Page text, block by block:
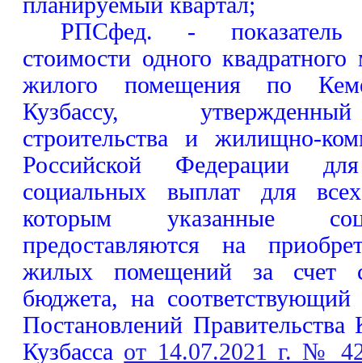
РПСфед. - показатель
стоимости одного
жилого помещения по
Кузбассу,
строительства и жилищно-
Российской Федерации
социальных выплат для
которым указанные
предоставляются на
жилых помещений за счет
бюджета, на
Постановлений Правительства
Кузбасса от 14.07.2021 г. №